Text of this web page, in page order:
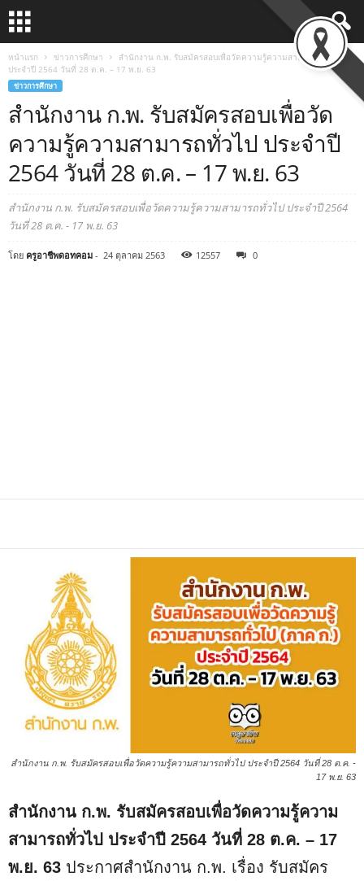
หน้าแรก ข่าวการศึกษา
สำนักงาน ก.พ. รับสมัครสอบเพื่อวัดความรู้ความสามารถทั่วไป
ประจำปี 2564 วันที่ 28 ต.ค. – 17 พ.ย. 63
ข่าวการศึกษา
สำนักงาน ก.พ. รับสมัครสอบเพื่อวัด
ความรู้ความสามารถทั่วไป ประจำปี
2564 วันที่ 28 ต.ค. – 17 พ.ย. 63
สำนักงาน ก.พ. รับสมัครสอบเพื่อวัดความรู้ความสามารถทั่วไป ประจำปี 2564
วันที่ 28 ต.ค. - 17 พ.ย. 63
โดย ครูอาชีพดอทคอม - 24 ตุลาคม 2563 12557 0
สำนักงาน ก.พ. รับสมัครสอบเพื่อวัดความรู้ความสามารถทั่วไป ประจำปี 2564 วันที่ 28 ต.ค. -
17 พ.ย. 63
สำนักงาน ก.พ. รับสมัครสอบเพื่อวัดความรู้ความ
สามารถทั่วไป ประจำปี 2564 วันที่ 28 ต.ค. – 17
พ.ย. 63 ประกาศสำนักงาน ก.พ. เรื่อง รับสมัคร